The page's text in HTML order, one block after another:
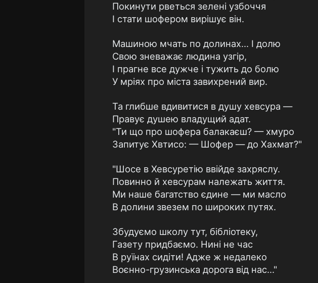
Покинути рветься зелені узбоччя
І стати шофером вирішує він.
Машиною мчать по долинах... І долю
Свою зневажає людина узгір,
І прагне все дужче і тужить до болю
У мріях про міста завихрений вир.
Та глибше вдивитися в душу хевсура —
Правує душею владущий адат.
"Ти що про шофера балакаєш? — хмуро
Запитує Хвтисо: — Шофер — до Хахмат?"
"Шосе в Хевсуретію ввійде захряслу.
Повинно й хевсурам належать життя.
Ми наше багатство єдине — ми масло
В долини звезем по широких путях.
Збудуємо школу тут, бібліотеку,
Газету придбаємо. Нині не час
В руїнах сидіти! Адже ж недалеко
Воєнно-грузинська дорога від нас..."